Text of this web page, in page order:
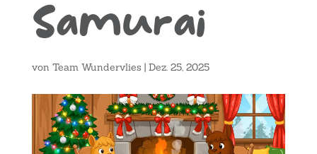
Samurai
von Team Wundervlies | Dez. 25, 2025
Lecteur
vidéo